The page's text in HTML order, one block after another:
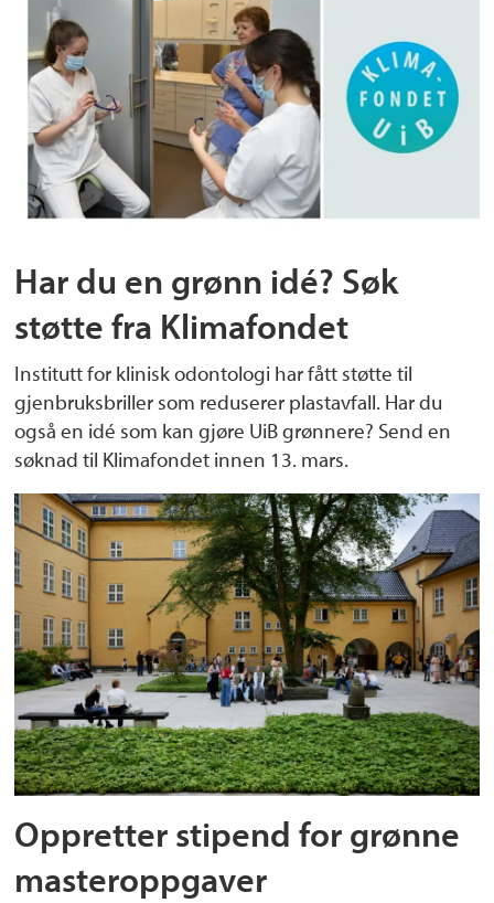
Har du en grønn idé? Søk
støtte fra Klimafondet
Institutt for klinisk odontologi har fått støtte til
gjenbruksbriller som reduserer plastavfall. Har du
også en idé som kan gjøre UiB grønnere? Send en
søknad til Klimafondet innen 13. mars.
Oppretter stipend for grønne
masteroppgaver